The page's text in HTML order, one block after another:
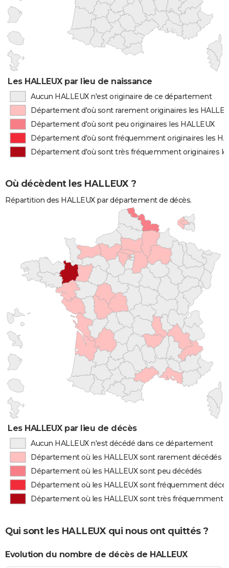
Les HALLEUX par lieu de naissance
Aucun HALLEUX n'est originaire de ce département
Département d'où sont rarement originaires les
Département d'où sont peu originaires les HALLEUX
Département d'où sont fréquemment originaires les
Département d'où sont très fréquemment originaires
Où décèdent les HALLEUX ?
Répartition des HALLEUX par département de décès.
Les HALLEUX par lieu de décès
Aucun HALLEUX n'est décédé dans ce département
Département où les HALLEUX sont rarement décédés
Département où les HALLEUX sont peu décédés
Département où les HALLEUX sont fréquemment
Département où les HALLEUX sont très fréquemment
Qui sont les HALLEUX qui nous ont quittés ?
Evolution du nombre de décès de HALLEUX